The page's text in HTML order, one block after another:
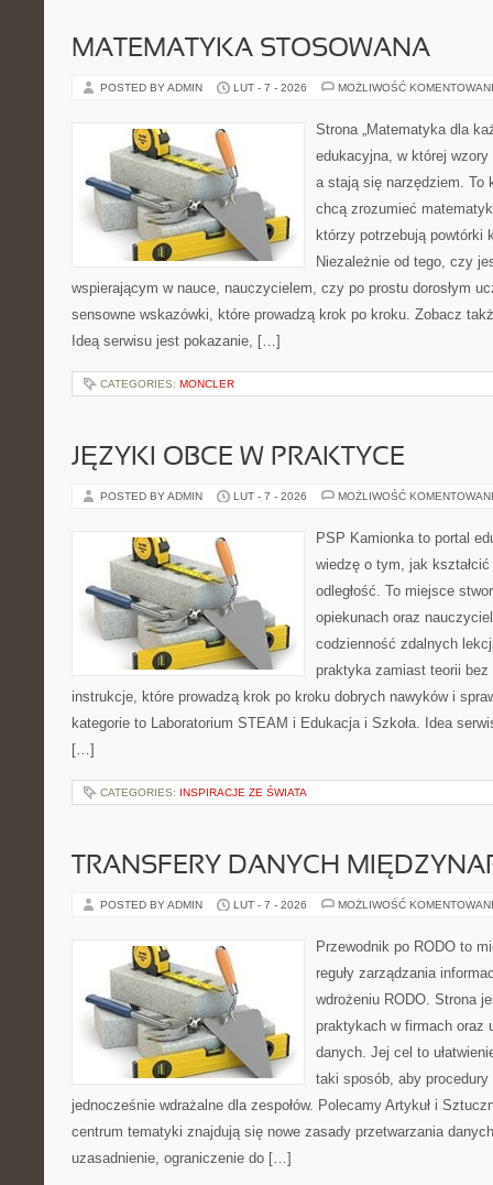
MATEMATYKA STOSOWANA
POSTED BY ADMIN LUT - 7 - 2026 MOŻLIWOŚĆ
Strona „Matematyka dla
edukacyjna, w której
a stają się narzędziem. To
chcą zrozumieć
którzy potrzebują powtórki
Niezależnie od tego, czy
wspierającym w nauce, nauczycielem, czy po prostu dorosłym
sensowne wskazówki, które prowadzą krok po kroku. Zobacz
Ideą serwisu jest pokazanie, […]
CATEGORIES: MONCLER
JĘZYKI OBCE W PRAKTYCE
POSTED BY ADMIN LUT - 7 - 2026 MOŻLIWOŚĆ
PSP Kamionka to portal
wiedzę o tym, jak
odległość. To miejsce
opiekunach oraz
codzienność zdalnych
praktyka zamiast teorii
instrukcje, które prowadzą krok po kroku dobrych nawyków i
kategorie to Laboratorium STEAM i Edukacja i Szkoła. Idea
[…]
CATEGORIES: INSPIRACJE ZE ŚWIATA
TRANSFERY DANYCH
POSTED BY ADMIN LUT - 7 - 2026 MOŻLIWOŚĆ
Przewodnik po RODO to
reguły zarządzania
wdrożeniu RODO. Strona
praktykach w firmach oraz
danych. Jej cel to
taki sposób, aby procedury
jednocześnie wdrażalne dla zespołów. Polecamy Artykuł i
centrum tematyki znajdują się nowe zasady przetwarzania
uzasadnienie, ograniczenie do […]